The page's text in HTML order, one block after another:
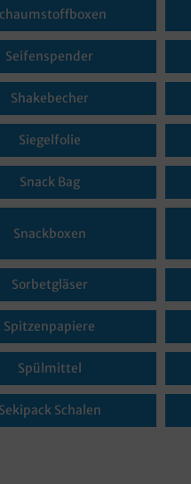
Seifenspender
Shakebecher
Siegelfolie
Snack Bag
Snackboxen
Sorbetgläser
Spitzenpapiere
Spülmittel
Sekipack Schalen